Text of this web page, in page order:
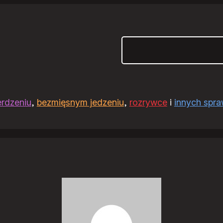
, bezmięsnym jedzeniu, rozrywcei innych